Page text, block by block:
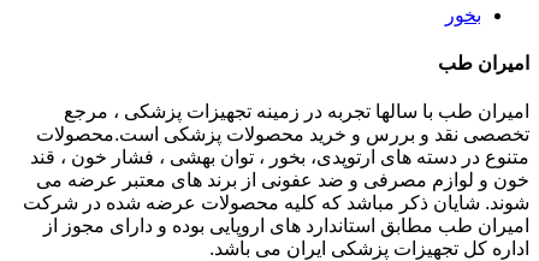
بخور
امیران طب
امیران طب با سالها تجربه در زمینه تجهیزات پزشکی ، مرجع
تخصصی نقد و بررس و خرید محصولات پزشکی است.محصولات
متنوع در دسته های ارتوپدی، بخور ، توان بهشی ، فشار خون ، قند
خون و لوازم مصرفی و ضد عفونی از برند های معتبر عرضه می
شوند. شایان ذکر مباشد که کلیه محصولات عرضه شده در شرکت
امیران طب مطابق استاندارد های اروپایی بوده و دارای مجوز از
اداره کل تجهیزات پزشکی ایران می باشد.